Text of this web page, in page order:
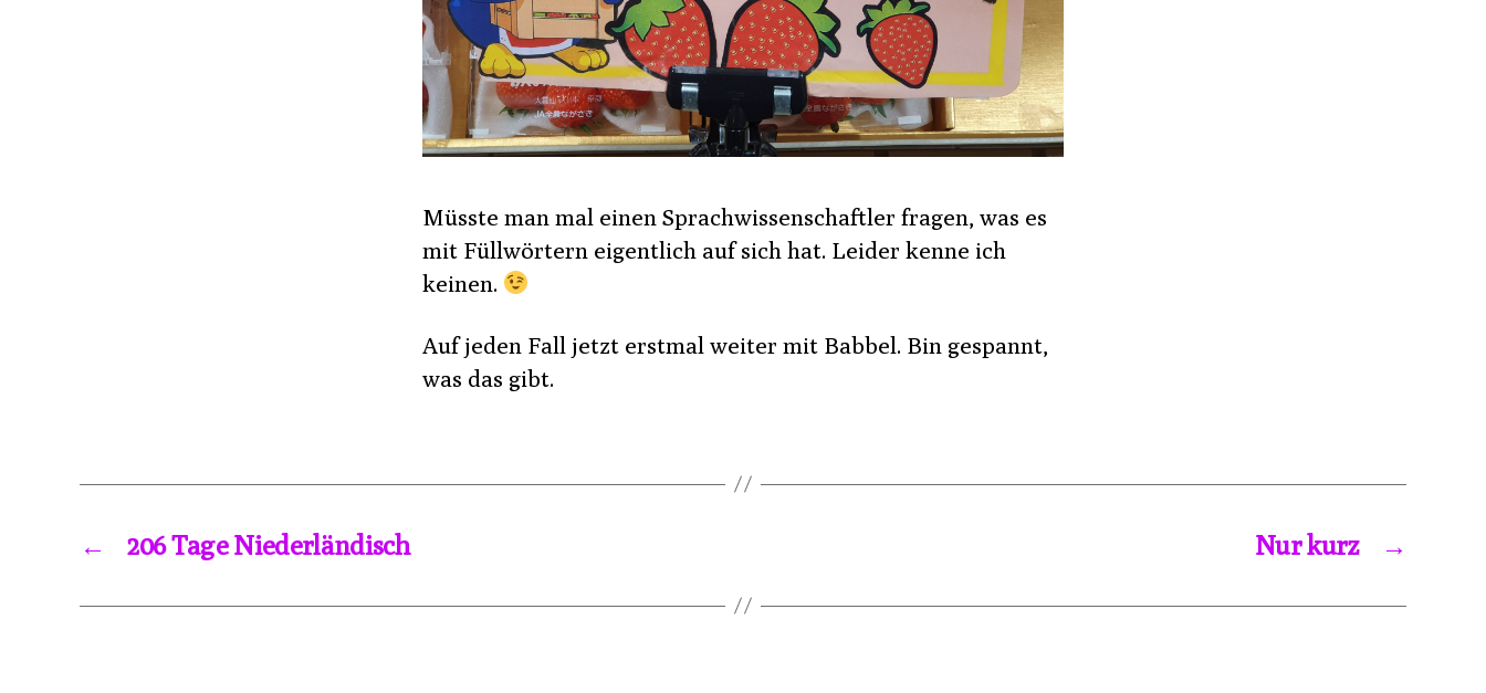
Müsste man mal einen Sprachwissenschaftler fragen, was es
mit Füllwörtern eigentlich auf sich hat. Leider kenne ich
keinen.
Auf jeden Fall jetzt erstmal weiter mit Babbel. Bin gespannt,
was das gibt.
← 206 Tage Niederländisch →
Nur kurz